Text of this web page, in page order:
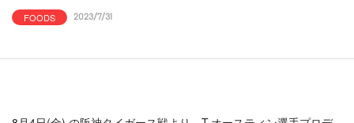
FOODS 2023/7/31